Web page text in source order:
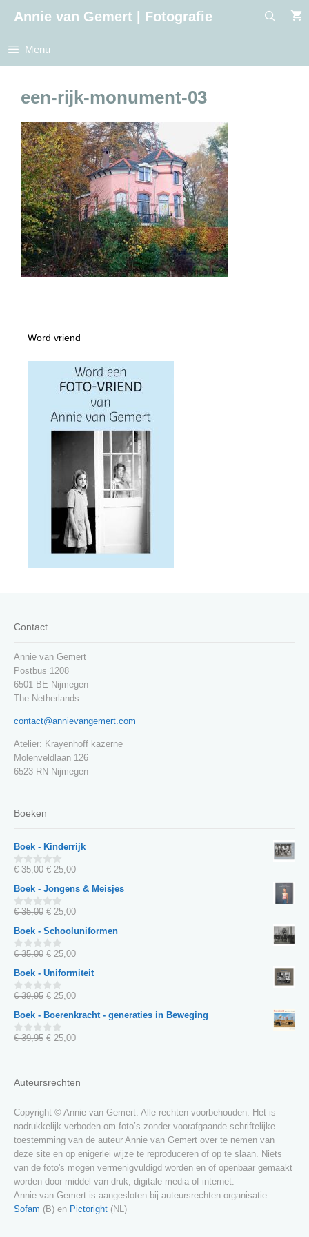
naar
inhoud
Annie van Gemert | Fotografie
Menu
een-rijk-monument-03
Word vriend
Contact
Annie van Gemert
Postbus 1208
6501 BE Nijmegen
The Netherlands
contact@annievangemert.com
Atelier: Krayenhoff kazerne
Molenveldlaan 126
6523 RN Nijmegen
Boeken
Boek - Kinderrijk
0
5
€35,00 Oorspronkelijke
was:
€ 35,00.
€ 25,00Huidige
€ 25,00.
Boek - Jongens & Meisjes
0
5
€35,00 Oorspronkelijke
was:
€ 35,00.
€ 25,00Huidige
€ 25,00.
Boek - Schooluniformen
0
5
€35,00 Oorspronkelijke
was:
€ 35,00.
€ 25,00Huidige
€ 25,00.
Boek - Uniformiteit
0
5
€39,95 Oorspronkelijke
was:
€ 39,95.
€ 25,00Huidige
€ 25,00.
Boek - Boerenkracht - generaties in Beweging
0
€39,95 Oorspronkelijke
€ 39,95.
€ 25,00Huidige
Auteursrechten
Copyright © Annie van Gemert. Alle rechten voorbehouden. Het is
nadrukkelijk verboden om foto’s zonder voorafgaande schriftelijke
toestemming van de auteur Annie van Gemert over te nemen van
deze site en op enigerlei wijze te reproduceren of op te slaan. Niets
van de foto's mogen vermenigvuldigd worden en of openbaar gemaakt
worden door middel van druk, digitale media of internet.
Annie van Gemert is aangesloten bij auteursrechten organisatie
Sofam (B) en Pictoright (NL)